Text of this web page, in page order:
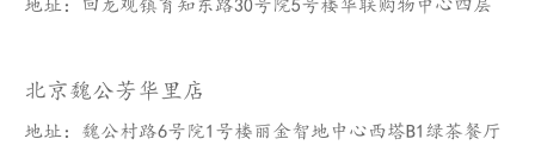
地址：回龙观镇育知东路30号院5号楼华联购物中心四层
北京魏公芳华里店
地址：魏公村路6号院1号楼丽金智地中心西塔B1绿茶餐厅